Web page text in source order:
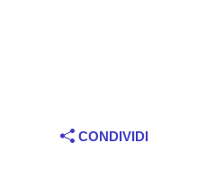
CONDIVIDI